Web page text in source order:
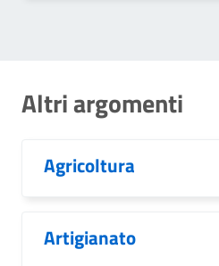
Altri argomenti
Agricoltura
Artigianato